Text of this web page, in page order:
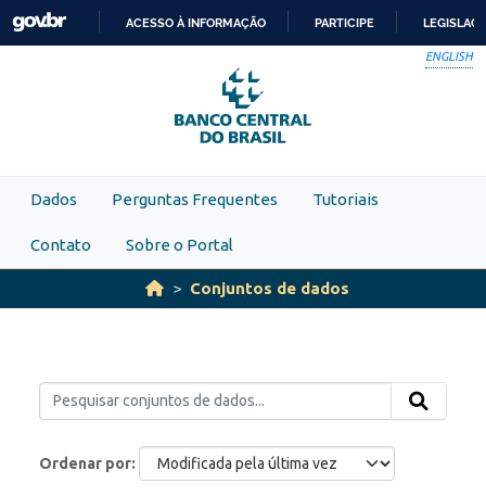
Skip to main content
PARA
O
CONTEÚDO
ACESSO À INFORMAÇÃO PARTICIPE
ENGLISH
Dados Perguntas Frequentes Tutoriais
Contato Sobre o Portal
Conjuntos de dados
Ordenar por